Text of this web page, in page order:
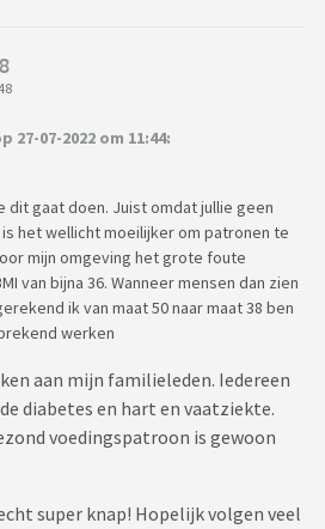
07-2022 om 11:44:
dit gaat doen. Juist omdat jullie geen
het wellicht moeilijker om patronen te
mijn omgeving het grote foute
van bijna 36. Wanneer mensen dan zien
ik van maat 50 naar maat 38 ben
werken
aan mijn familieleden. Iedereen
diabetes en hart en vaatziekte.
voedingspatroon is gewoon
super knap! Hopelijk volgen veel